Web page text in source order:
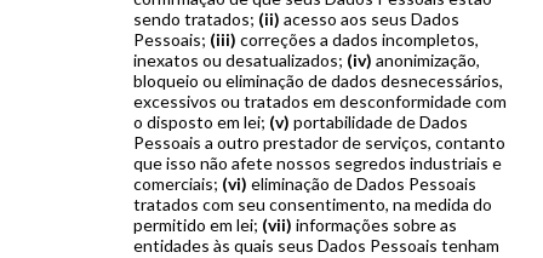
sendo tratados; (ii) acesso aos seus Dados
Pessoais; (iii) correções a dados incompletos,
inexatos ou desatualizados; (iv) anonimização,
bloqueio ou eliminação de dados desnecessários,
excessivos ou tratados em desconformidade com
o disposto em lei; (v) portabilidade de Dados
Pessoais a outro prestador de serviços, contanto
que isso não afete nossos segredos industriais e
comerciais; (vi) eliminação de Dados Pessoais
tratados com seu consentimento, na medida do
permitido em lei; (vii) informações sobre as
entidades às quais seus Dados Pessoais tenham